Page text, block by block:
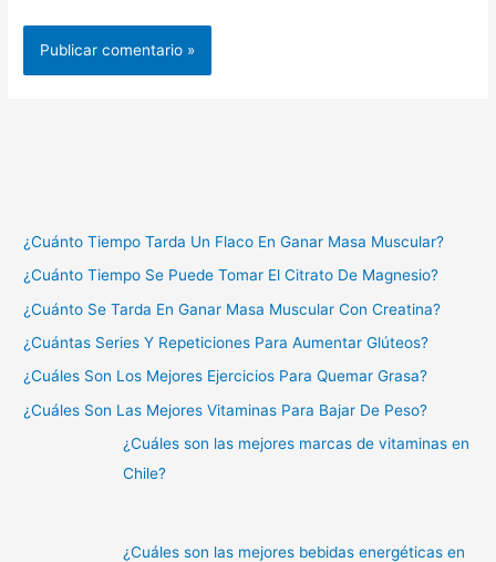
¿Cuánto Tiempo Tarda Un Flaco En Ganar Masa Muscular?
¿Cuánto Tiempo Se Puede Tomar El Citrato De Magnesio?
¿Cuánto Se Tarda En Ganar Masa Muscular Con Creatina?
¿Cuántas Series Y Repeticiones Para Aumentar Glúteos?
¿Cuáles Son Los Mejores Ejercicios Para Quemar Grasa?
¿Cuáles Son Las Mejores Vitaminas Para Bajar De Peso?
¿Cuáles son las mejores marcas de vitaminas en
Chile?
¿Cuáles son las mejores bebidas energéticas en